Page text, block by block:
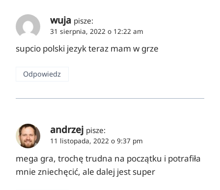
wuja pisze:
31 sierpnia, 2022 o 12:22 am
supcio polski jezyk teraz mam w grze
Odpowiedz
andrzej pisze:
11 listopada, 2022 o 9:37 pm
mega gra, trochę trudna na początku i potrafiła
mnie zniechęcić, ale dalej jest super